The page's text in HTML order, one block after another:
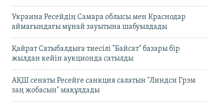
Украина Ресейдің Самара облысы мен Краснодар
аймағындағы мұнай зауытына шабуылдады
Қайрат Сатыбалдыға тиесілі "Байсат" базары бір
жылдан кейін аукционда сатылды
АҚШ сенаты Ресейге санкция салатын "Линдси Грэм
заң жобасын" мақұлдады